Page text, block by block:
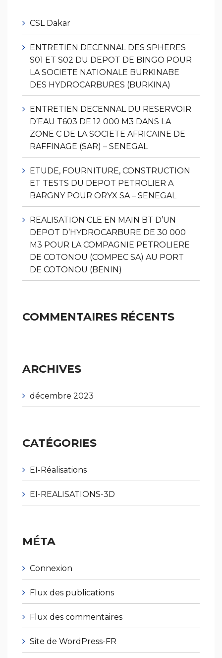
CSL Dakar
ENTRETIEN DECENNAL DES SPHERES
S01 ET S02 DU DEPOT DE BINGO POUR
LA SOCIETE NATIONALE BURKINABE
DES HYDROCARBURES (BURKINA)
ENTRETIEN DECENNAL DU RESERVOIR
D’EAU T603 DE 12 000 M3 DANS LA
ZONE C DE LA SOCIETE AFRICAINE DE
RAFFINAGE (SAR) – SENEGAL
ETUDE, FOURNITURE, CONSTRUCTION
ET TESTS DU DEPOT PETROLIER A
BARGNY POUR ORYX SA – SENEGAL
REALISATION CLE EN MAIN BT D’UN
DEPOT D’HYDROCARBURE DE 30 000
M3 POUR LA COMPAGNIE PETROLIERE
DE COTONOU (COMPEC SA) AU PORT
DE COTONOU (BENIN)
COMMENTAIRES RÉCENTS
ARCHIVES
décembre 2023
CATÉGORIES
EI-Réalisations
EI-REALISATIONS-3D
MÉTA
Connexion
Flux des publications
Flux des commentaires
Site de WordPress-FR